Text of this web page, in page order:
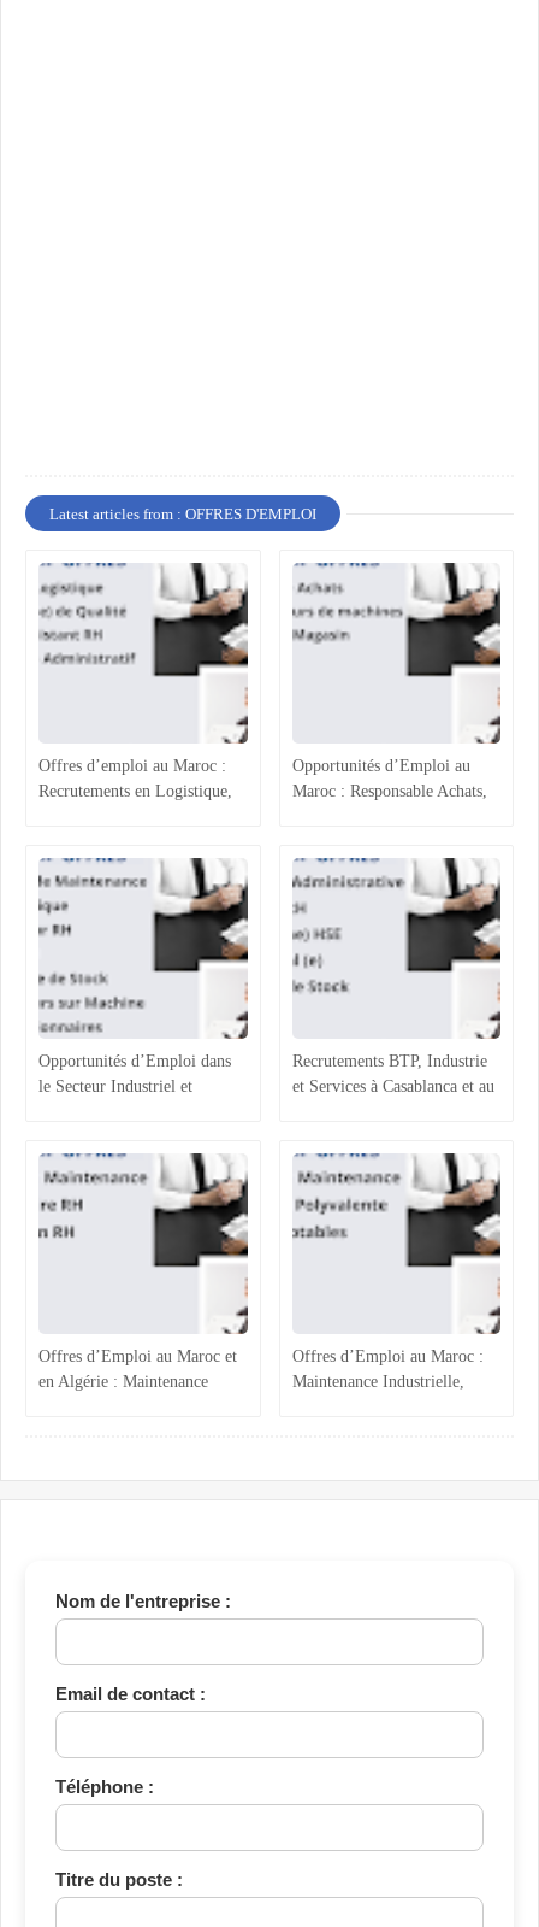
Latest articles from : OFFRES D'EMPLOI
Offres d’emploi au Maroc :
Recrutements en Logistique,
Opportunités d’Emploi au
Maroc : Responsable Achats,
Opportunités d’Emploi dans
le Secteur Industriel et
Casablanca et Hassi Ameur
Recrutements BTP, Industrie
et Services à Casablanca et au
Offres d’Emploi au Maroc et
en Algérie : Maintenance
Offres d’Emploi au Maroc :
Maintenance Industrielle,
Nom de l'entreprise :
Email de contact :
Téléphone :
Titre du poste :